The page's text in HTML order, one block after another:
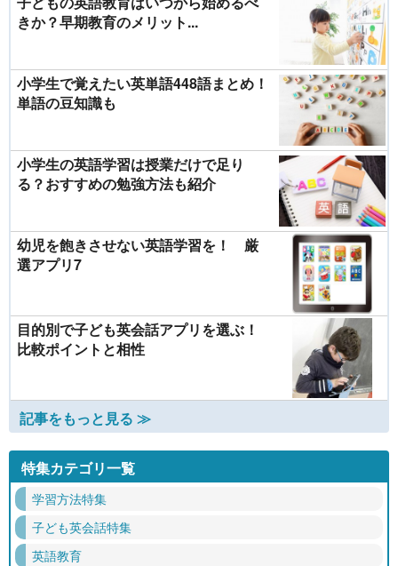
きか？早期教育のメリット...
小学生で覚えたい英単語448語まとめ！
単語の豆知識も
小学生の英語学習は授業だけで足り
る？おすすめの勉強方法も紹介
幼児を飽きさせない英語学習を！ 厳
選アプリ7
目的別で子ども英会話アプリを選ぶ！
比較ポイントと相性
記事をもっと見る ≫
特集カテゴリ一覧
学習方法特集
子ども英会話特集
英語教育